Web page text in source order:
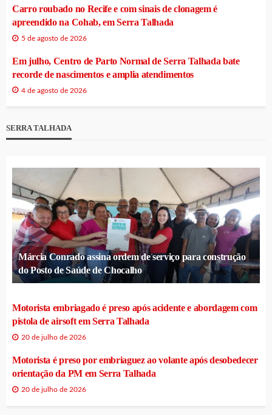
Carro roubado no Recife e com sinais de clonagem é
apreendido na Cohab, em Serra Talhada
5 de agosto de 2026
Em julho, Centro de Parto Normal de Serra Talhada bate
recorde de nascimentos e amplia atendimentos
4 de agosto de 2026
SERRA TALHADA
Márcia Conrado assina ordem de serviço para construção
do Posto de Saúde de Chocalho
Motorista embriagado é preso após acidente e abordagem com
pistola de airsoft em Serra Talhada
20 de julho de 2026
Motorista é preso por embriaguez ao volante após desobedecer
orientação da PM em Serra Talhada
20 de julho de 2026